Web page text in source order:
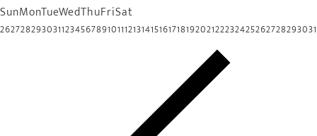
SunMonTueWedThuFriSat
26272829303112345678910111213141516171819202122232425262728293031